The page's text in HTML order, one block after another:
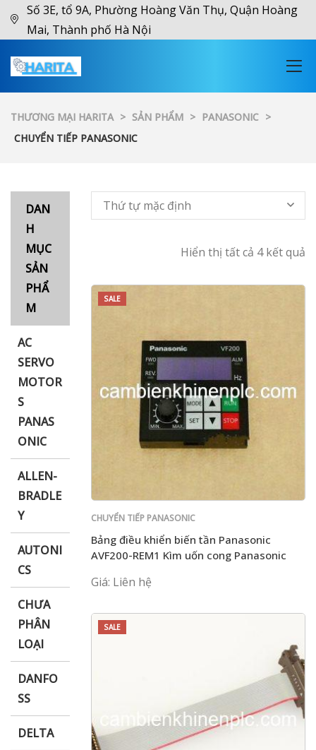
Số 3E, tổ 9A, Phường Hoàng Văn Thụ, Quận Hoàng
Mai, Thành phố Hà Nội
THƯƠNG MẠI HARITA > SẢN PHẨM > PANASONIC >
CHUYỂN TIẾP PANASONIC
DAN
H
MỤC
SẢN
PHẨ
M
AC
SERVO
MOTOR
S
PANAS
ONIC
ALLEN-
BRADLE
Y
AUTONI
CS
CHƯA
PHÂN
LOẠI
DANFO
SS
DELTA
Hiển thị tất cả 4 kết quả
Thứ tự mặc định
SALE
CHUYỂN TIẾP PANASONIC
Bảng điều khiển biến tần Panasonic
AVF200-REM1 Kìm uốn cong Panasonic
Giá: Liên hệ
SALE
XNK